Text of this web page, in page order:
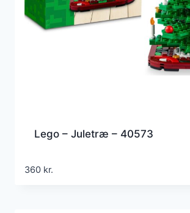
Lego – Juletræ – 40573
360 kr.